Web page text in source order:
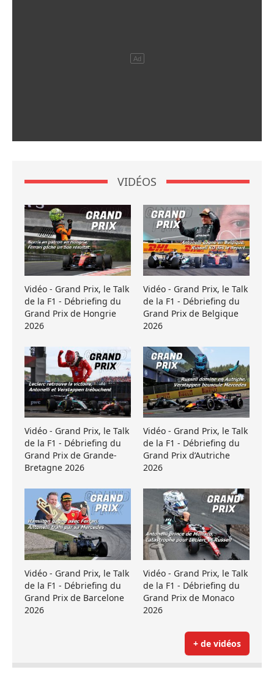
VIDÉOS
Vidéo - Grand Prix, le Talk
de la F1 - Débriefing du
Grand Prix de Hongrie
2026
Vidéo - Grand Prix, le Talk
de la F1 - Débriefing du
Grand Prix de Belgique
2026
Vidéo - Grand Prix, le Talk
de la F1 - Débriefing du
Grand Prix de Grande-
Bretagne 2026
Vidéo - Grand Prix, le Talk
de la F1 - Débriefing du
Grand Prix d’Autriche
2026
Vidéo - Grand Prix, le Talk
de la F1 - Débriefing du
Grand Prix de Barcelone
2026
Vidéo - Grand Prix, le Talk
de la F1 - Débriefing du
Grand Prix de Monaco
2026
+ de vidéos